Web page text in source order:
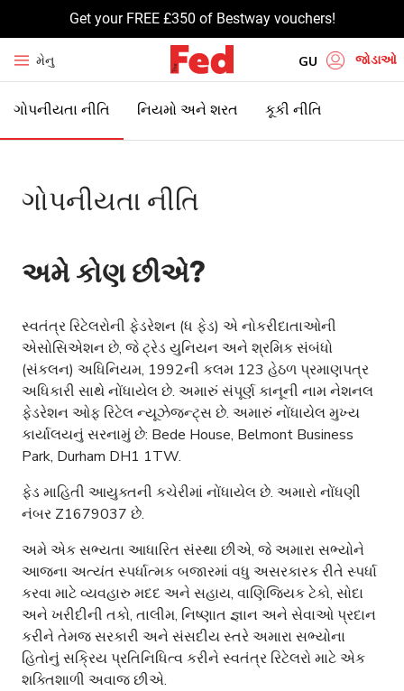
મેનુ GU
EN
HI
જોડાઓ
ગોપનીયતા નીતિ નિયમો અને શરત કૂકી નીતિ
ગોપનીયતા નીતિ
અમે કોણ છીએ?
સ્વતંત્ર રિટેલરોની ફેડરેશન (ધ ફેડ) એ નોકરીદાતાઓની
એસોસિએશન છે, જે ટ્રેડ યુનિયન અને શ્રમિક સંબંધો
(સંકલન) અધિનિયમ, 1992ની કલમ 123 હેઠળ પ્રમાણપત્ર
અધિકારી સાથે નોંધાયેલ છે. અમારું સંપૂર્ણ કાનૂની નામ નેશનલ
ફેડરેશન ઓફ રિટેલ ન્યૂઝેજન્ટ્સ છે. અમારું નોંધાયેલ મુખ્ય
કાર્યાલયનું સરનામું છે: Bede House, Belmont Business
Park, Durham DH1 1TW.
ફેડ માહિતી આયુક્તની કચેરીમાં નોંધાયેલ છે. અમારો નોંધણી
નંબર Z1679037 છે.
અમે એક સભ્યતા આધારિત સંસ્થા છીએ, જે અમારા સભ્યોને
આજના અત્યંત સ્પર્ધાત્મક બજારમાં વધુ અસરકારક રીતે સ્પર્ધા
કરવા માટે વ્યવહારુ મદદ અને સહાય, વાણિજ્યિક ટેકો, સોદા
અને ખરીદીની તકો, તાલીમ, નિષ્ણાત જ્ઞાન અને સેવાઓ પ્રદાન
કરીને તેમજ સરકારી અને સંસદીય સ્તરે અમારા સભ્યોના
હિતોનું સક્રિય પ્રતિનિધિત્વ કરીને સ્વતંત્ર રિટેલરો માટે એક
શક્તિશાળી અવાજ છીએ.